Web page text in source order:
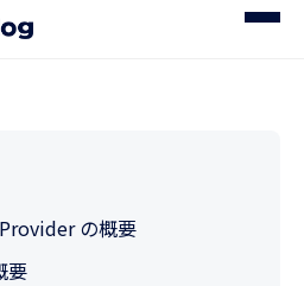
の概要
要